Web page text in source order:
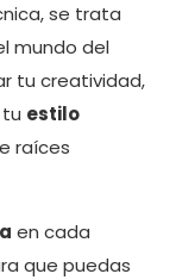
se trata
mundo del
tu creatividad,
estilo
raíces
en cada
que puedas